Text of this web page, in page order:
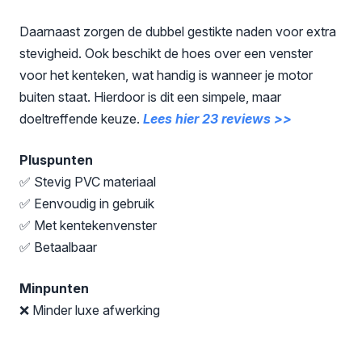
Daarnaast zorgen de dubbel gestikte naden voor extra
stevigheid. Ook beschikt de hoes over een venster
voor het kenteken, wat handig is wanneer je motor
buiten staat. Hierdoor is dit een simpele, maar
doeltreffende keuze. Lees hier 23 reviews >>
Pluspunten
✅ Stevig PVC materiaal
✅ Eenvoudig in gebruik
✅ Met kentekenvenster
✅ Betaalbaar
Minpunten
❌ Minder luxe afwerking